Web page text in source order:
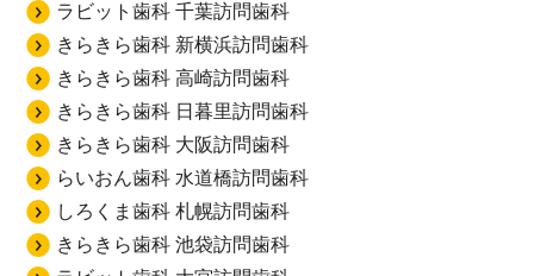
ラビット歯科 千葉訪問歯科
きらきら歯科 新横浜訪問歯科
きらきら歯科 高崎訪問歯科
きらきら歯科 日暮里訪問歯科
きらきら歯科 大阪訪問歯科
らいおん歯科 水道橋訪問歯科
しろくま歯科 札幌訪問歯科
きらきら歯科 池袋訪問歯科